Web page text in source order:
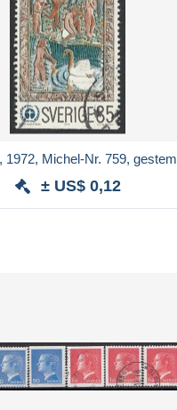
1972, Michel-Nr. 759,
± US$ 0,12